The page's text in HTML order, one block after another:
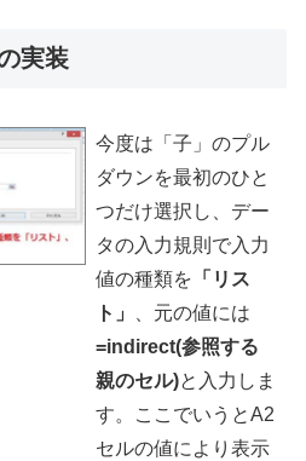
実装
今度は「子」のプル
ダウンを最初のひと
つだけ選択し、デー
タの入力規則で入力
値の種類を 「リス
ト」
、元の値には
=indirect(参照する
親のセル)と入力しま
す。ここでいうとA2
セルの値により表示